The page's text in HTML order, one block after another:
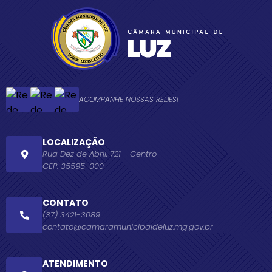
ACOMPANHE NOSSAS REDES!
LOCALIZAÇÃO
Rua Dez de Abril, 721 - Centro
CEP: 35595-000
CONTATO
(37) 3421-3089
contato@camaramunicipaldeluz.mg.gov.br
ATENDIMENTO